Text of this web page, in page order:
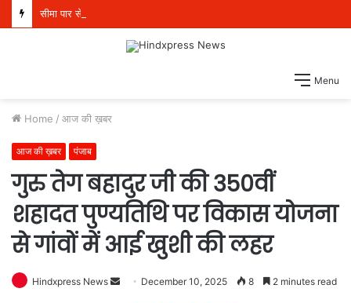
Menu
Home / आज की ख़बर
आज की ख़बर पंजाब
गुरु तेग बहादुर जी की 350वीं
शहादत पुण्यतिथि पर विकास योजना
से गांवों में आई खुशी की लहर
Hindxpress News December 10, 2025 8 2 minutes read